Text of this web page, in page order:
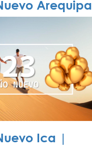
Arequipa
Ica |